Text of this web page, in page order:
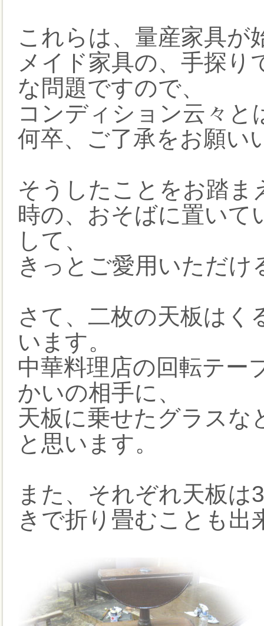
これらは、量産家具が
メイド家具の、手探り
な問題ですので、
コンディション云々と
何卒、ご了承をお願い
そうしたことをお踏ま
時の、おそばに置いて
して、
きっとご愛用いただけ
さて、二枚の天板はく
います。
中華料理店の回転テー
かいの相手に、
天板に乗せたグラスな
と思います。
また、それぞれ天板は
きで折り畳むことも出